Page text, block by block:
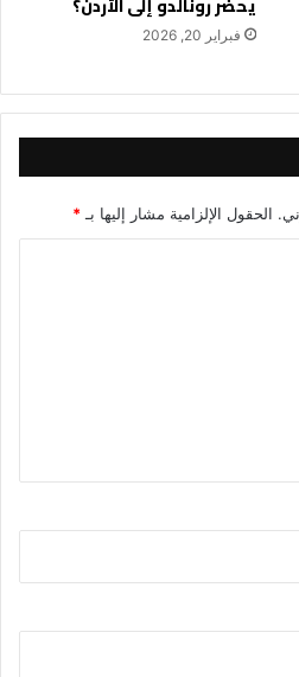
يحضر رونالدو إلى الأردن؟
فبراير 20, 2026
الحقول الإلزامية مشار إليها بـ*